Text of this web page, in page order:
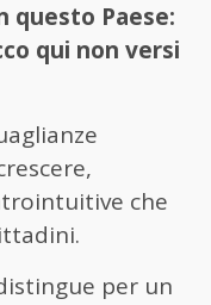
questo Paese:
qui non versi
che
per un